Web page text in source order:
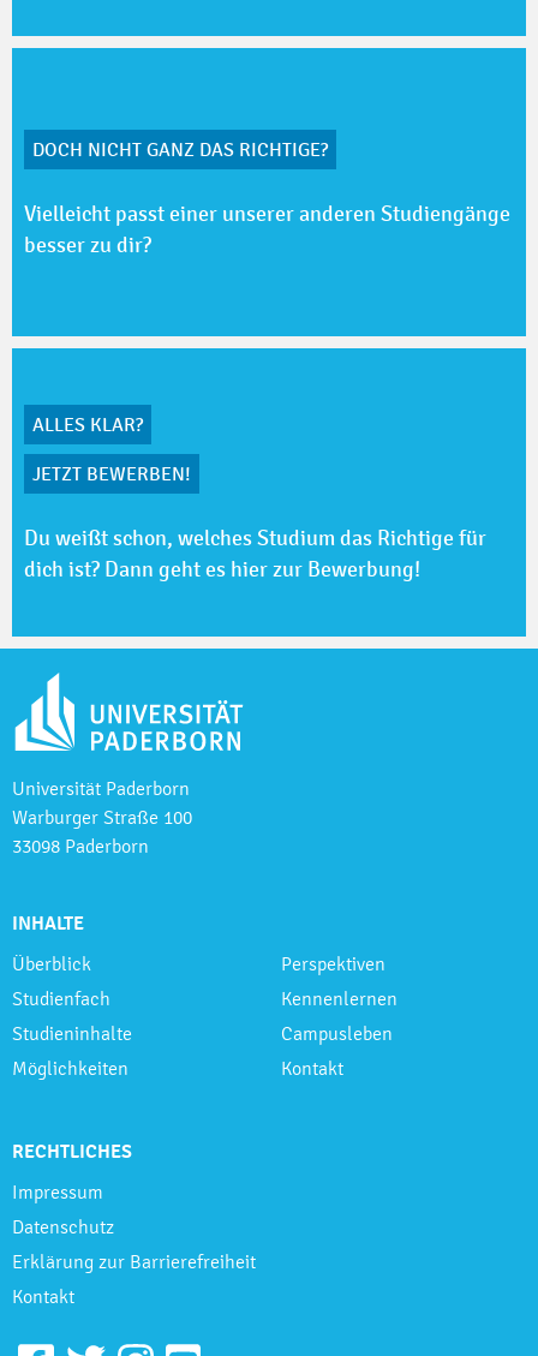
DOCH NICHT GANZ DAS RICHTIGE?
Vielleicht passt einer unserer anderen Studiengänge
besser zu dir?
ALLES KLAR?
JETZT BEWERBEN!
Du weißt schon, welches Studium das Richtige für
dich ist? Dann geht es hier zur Bewerbung!
Universität Paderborn
Warburger Straße 100
33098 Paderborn
INHALTE
Überblick
Studienfach
Studieninhalte
Möglichkeiten
Perspektiven
Kennenlernen
Campusleben
Kontakt
RECHTLICHES
Impressum
Datenschutz
Erklärung zur Barrierefreiheit
Kontakt
FacebookTwitterInstagram